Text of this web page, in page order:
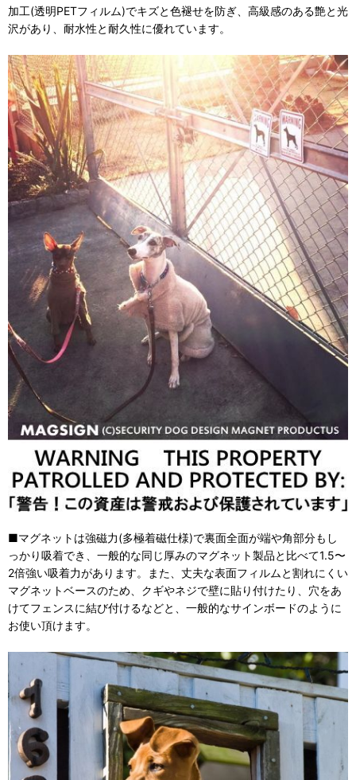
加工(透明PETフィルム)でキズと色褪せを防ぎ、高級感のある艶と光
沢があり、耐水性と耐久性に優れています。
■マグネットは強磁力(多極着磁仕様)で裏面全面が端や角部分もし
っかり吸着でき、一般的な同じ厚みのマグネット製品と比べて1.5〜
2倍強い吸着力があります。また、丈夫な表面フィルムと割れにくい
マグネットベースのため、クギやネジで壁に貼り付けたり、穴をあ
けてフェンスに結び付けるなどと、一般的なサインボードのように
お使い頂けます。